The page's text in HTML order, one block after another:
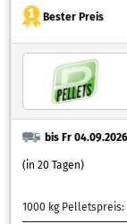
Bester Preis
bis Fr 04.09.2026
(in 20 Tagen)
1000 kg Pelletspreis: